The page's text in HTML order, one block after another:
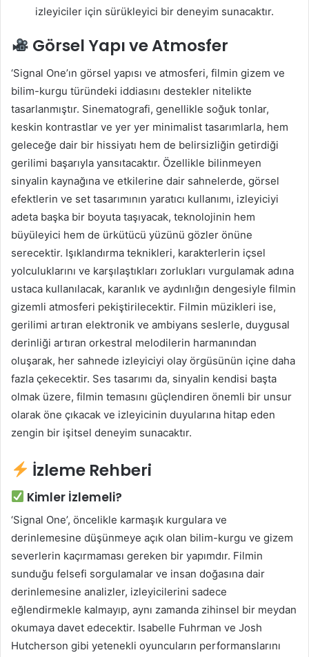
izleyiciler için sürükleyici bir deneyim sunacaktır.
Görsel Yapı ve Atmosfer
‘Signal One’ın görsel yapısı ve atmosferi, filmin gizem ve
bilim-kurgu türündeki iddiasını destekler nitelikte
tasarlanmıştır. Sinematografi, genellikle soğuk tonlar,
keskin kontrastlar ve yer yer minimalist tasarımlarla, hem
geleceğe dair bir hissiyatı hem de belirsizliğin getirdiği
gerilimi başarıyla yansıtacaktır. Özellikle bilinmeyen
sinyalin kaynağına ve etkilerine dair sahnelerde, görsel
efektlerin ve set tasarımının yaratıcı kullanımı, izleyiciyi
adeta başka bir boyuta taşıyacak, teknolojinin hem
büyüleyici hem de ürkütücü yüzünü gözler önüne
serecektir. Işıklandırma teknikleri, karakterlerin içsel
yolculuklarını ve karşılaştıkları zorlukları vurgulamak adına
ustaca kullanılacak, karanlık ve aydınlığın dengesiyle filmin
gizemli atmosferi pekiştirilecektir. Filmin müzikleri ise,
gerilimi artıran elektronik ve ambiyans seslerle, duygusal
derinliği artıran orkestral melodilerin harmanından
oluşarak, her sahnede izleyiciyi olay örgüsünün içine daha
fazla çekecektir. Ses tasarımı da, sinyalin kendisi başta
olmak üzere, filmin temasını güçlendiren önemli bir unsur
olarak öne çıkacak ve izleyicinin duyularına hitap eden
zengin bir işitsel deneyim sunacaktır.
İzleme Rehberi
Kimler İzlemeli?
‘Signal One’, öncelikle karmaşık kurgulara ve
derinlemesine düşünmeye açık olan bilim-kurgu ve gizem
severlerin kaçırmaması gereken bir yapımdır. Filmin
sunduğu felsefi sorgulamalar ve insan doğasına dair
derinlemesine analizler, izleyicilerini sadece
eğlendirmekle kalmayıp, aynı zamanda zihinsel bir meydan
okumaya davet edecektir. Isabelle Fuhrman ve Josh
Hutcherson gibi yetenekli oyuncuların performanslarını